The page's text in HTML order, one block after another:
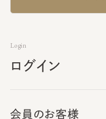
Login
ログイン
会員のお客様